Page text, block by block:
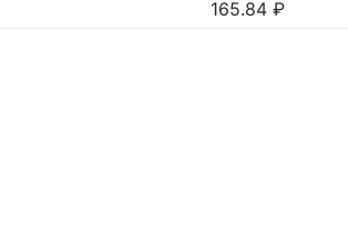
165.84 ₽